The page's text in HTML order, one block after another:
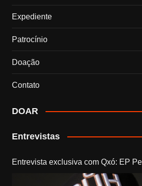
Expediente
Patrocínio
Doação
Contato
DOAR
Entrevistas
Entrevista exclusiva com Qxó: EP